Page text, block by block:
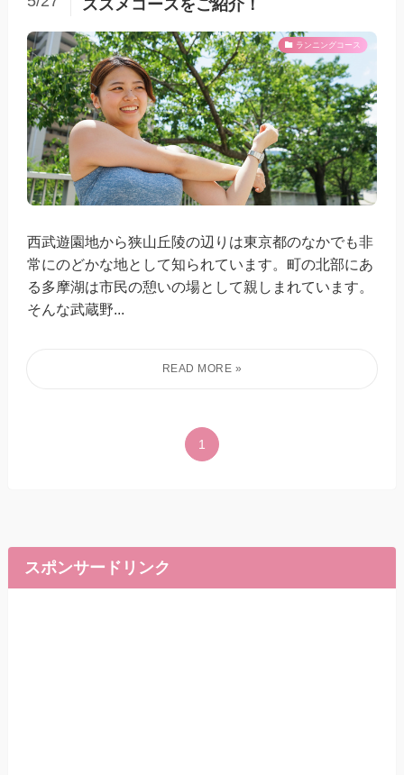
ススメコースをご紹介！
ランニングコース
西武遊園地から狭山丘陵の辺りは東京都のなかでも非
常にのどかな地として知られています。町の北部にあ
る多摩湖は市民の憩いの場として親しまれています。
そんな武蔵野...
1
スポンサードリンク